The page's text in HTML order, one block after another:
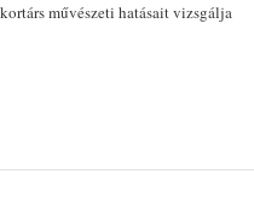
művészeti hatásait vizsgálja